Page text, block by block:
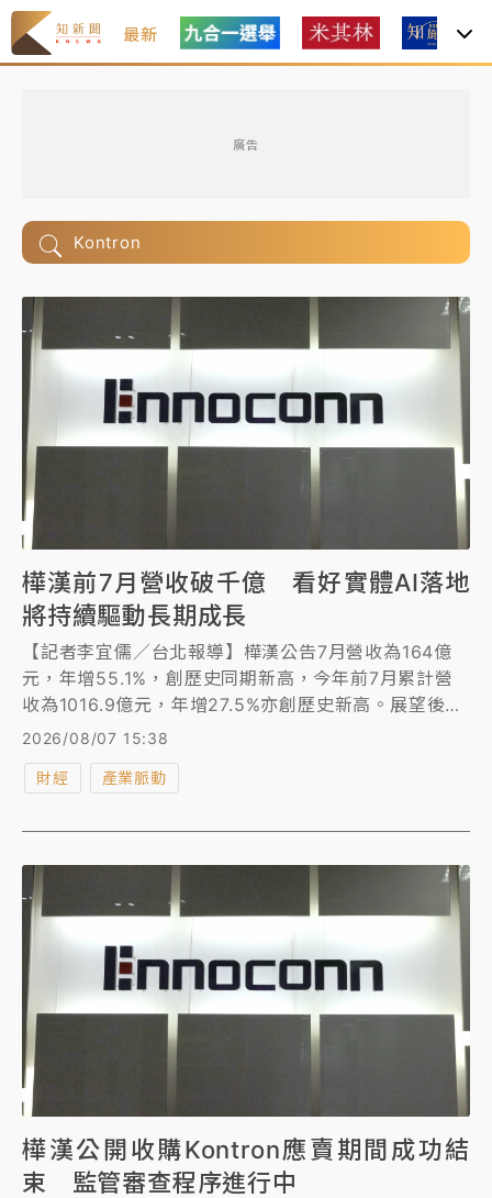
最新
廣告
Kontron
樺漢前7月營收破千億 看好實體AI落地
將持續驅動長期成長
【記者李宜儒／台北報導】樺漢公告7月營收為164億
元，年增55.1%，創歷史同期新高，今年前7月累計營
收為1016.9億元，年增27.5%亦創歷史新高。展望後
市，樺漢表示，強勁營收動能奠基獲利增長，看好實體
2026/08/07 15:38
財經 產業脈動
樺漢公開收購Kontron應賣期間成功結
束 監管審查程序進行中